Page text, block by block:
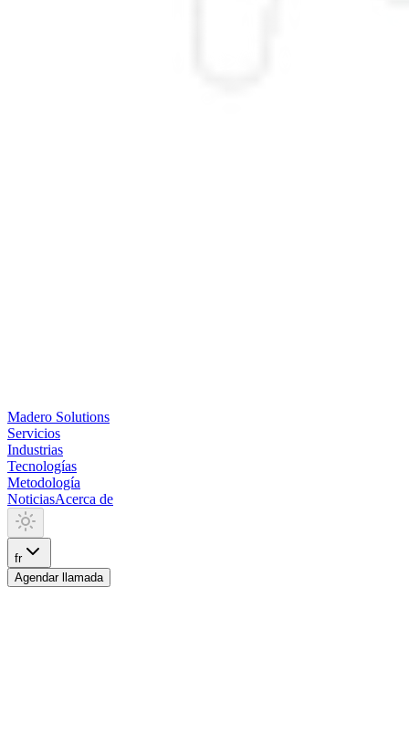
Madero Solutions
Servicios
Industrias
Tecnologías
Metodología
NoticiasAcerca de
fr
Agendar llamada